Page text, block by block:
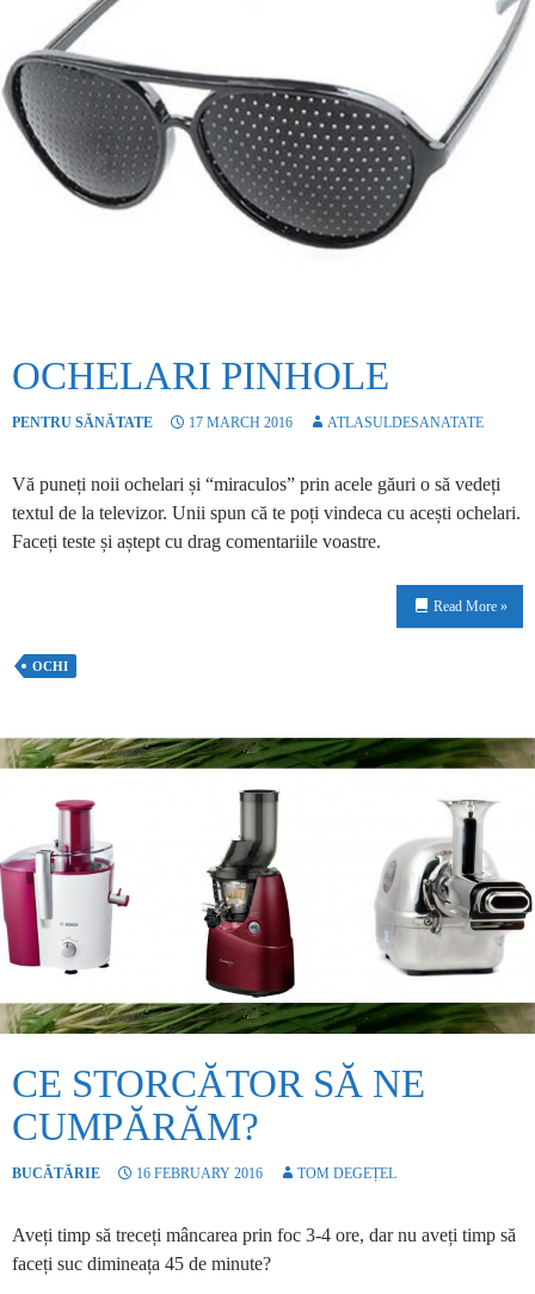
OCHELARI PINHOLE
PENTRU SĂNĂTATE 17 MARCH 2016 ATLASULDESANATATE
Vă puneți noii ochelari și “miraculos” prin acele găuri o să vedeți
textul de la televizor. Unii spun că te poți vindeca cu acești ochelari.
Faceți teste și aștept cu drag comentariile voastre.
Read More »
OCHI
CE STORCĂTOR SĂ NE
CUMPĂRĂM?
BUCĂTĂRIE 16 FEBRUARY 2016 TOM DEGEȚEL
Aveți timp să treceți mâncarea prin foc 3-4 ore, dar nu aveți timp să
faceți suc dimineața 45 de minute?